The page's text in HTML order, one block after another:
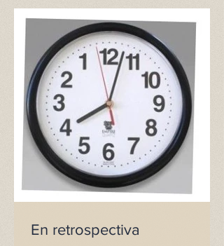
En retrospectiva